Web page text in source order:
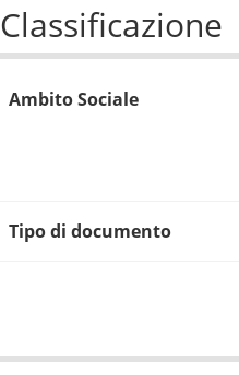
Classificazione
Ambito Sociale
Tipo di documento